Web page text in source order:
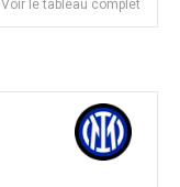
Voir le tableau complet